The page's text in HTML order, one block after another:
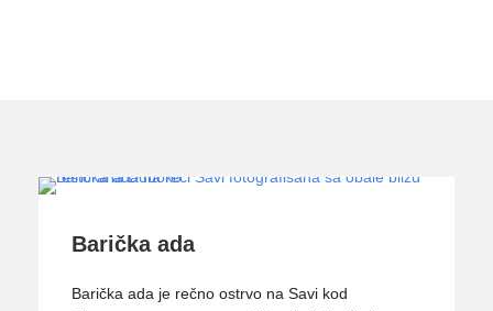
Barička ada
Barička ada je rečno ostrvo na Savi kod